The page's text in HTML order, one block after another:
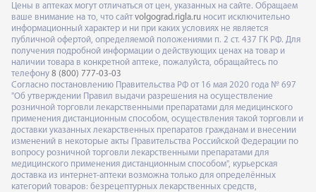
Цены в аптеках могут отличаться от цен, указанных на сайте. Обращаем
ваше внимание на то, что сайт volgograd.rigla.ru носит исключительно
информационный характер и ни при каких условиях не является
публичной офертой, определяемой положениями п. 2 ст. 437 ГК РФ. Для
получения подробной информации о действующих ценах на товар и
наличии товара в конкретной аптеке, пожалуйста, обращайтесь по
телефону 8 (800) 777-03-03
Согласно постановлению Правительства РФ от 16 мая 2020 года № 697
"Об утверждении Правил выдачи разрешения на осуществление
розничной торговли лекарственными препаратами для медицинского
применения дистанционным способом, осуществления такой торговли и
доставки указанных лекарственных препаратов гражданам и внесении
изменений в некоторые акты Правительства Российской Федерации по
вопросу розничной торговли лекарственными препаратами для
медицинского применения дистанционным способом", курьерская
доставка из интернет-аптеки возможна только для определённых
категорий товаров: безрецептурных лекарственных средств,